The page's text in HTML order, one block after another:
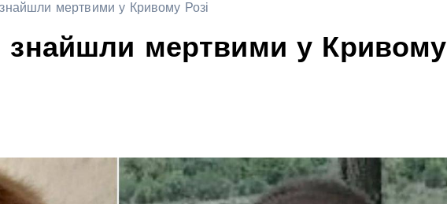
мертвими у Кривому Розі
знайшли мертвими у Кривому